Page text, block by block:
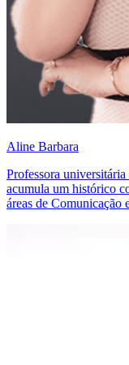
Aline Barbara
Professora
acumula um histórico
áreas de Comunicação